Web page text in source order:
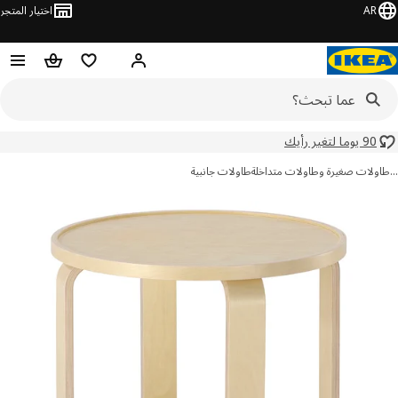
AR اختيار المتجر
مرحباً! تسجيل الدخول أو
قائمة التسوقسلة التسوق
90 يوما لتغير رأيك
صغيرة وطاولات متداخلةطاولات جانبية